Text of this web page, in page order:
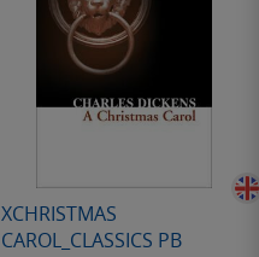
XCHRISTMAS
CAROL_CLASSICS PB